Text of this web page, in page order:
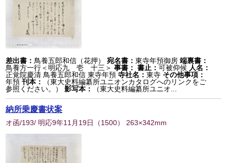
差出書： 鳥養五郎和信（花押） 宛名書：東寺年預御房 端裏書：
鳥養方一行＜明応九 壱 十三＞ 事書： 書止：可被仰候 人名：
正覚院慶清 鳥養五郎和信 東寺年預 寺社名：東寺 その他事項：
年預刊本：
（東大史料編纂所ユニオンカタログへのリンクをご
参照ください。）
影写本： （東大史料編纂所ユニオ...
納所乗慶書状案
オ函/193/ 明応9年11月19日 （1500） 263×342mm